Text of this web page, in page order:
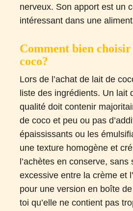
nerveux. Son apport est un
intéressant dans une
Comment bien
coco?
Lors de l’achat de lait de
liste des ingrédients. Un lait
qualité doit contenir
de coco et peu ou pas
épaississants ou les
une texture homogène et
l’achètes en conserve, sans
excessive entre la crème et
pour une version en boîte
toi qu’elle ne contient pas